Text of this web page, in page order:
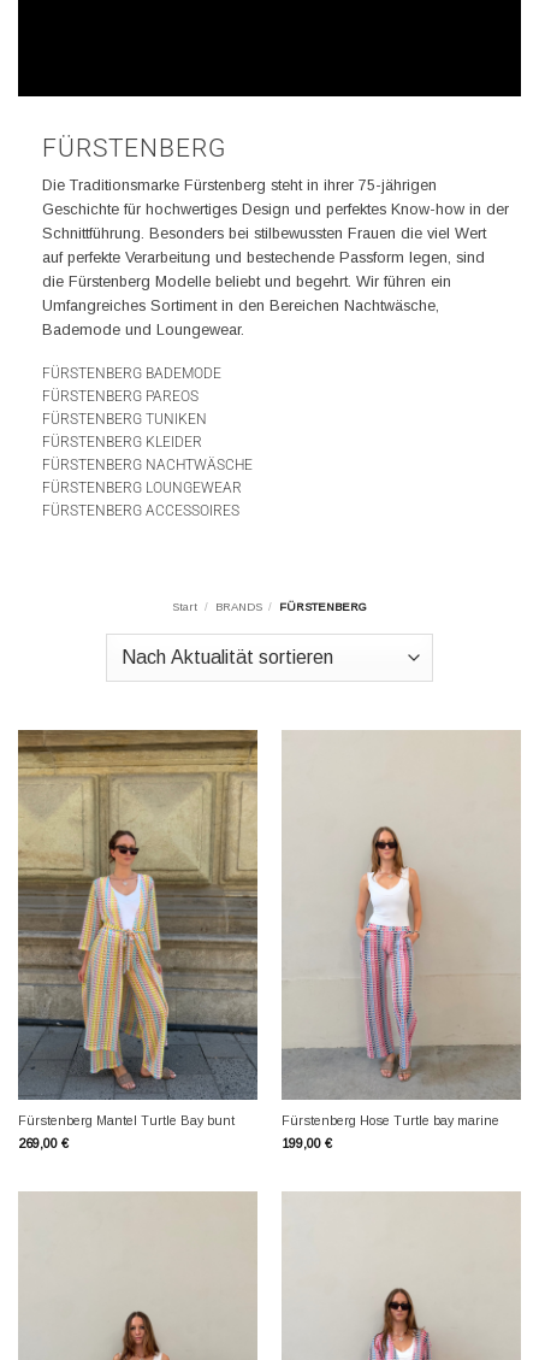
FÜRSTENBERG
Die Traditionsmarke Fürstenberg steht in ihrer 75-jährigen
Geschichte für hochwertiges Design und perfektes Know-how in der
Schnittführung. Besonders bei stilbewussten Frauen die viel Wert
auf perfekte Verarbeitung und bestechende Passform legen, sind
die Fürstenberg Modelle beliebt und begehrt. Wir führen ein
Umfangreiches Sortiment in den Bereichen Nachtwäsche,
Bademode und Loungewear.
FÜRSTENBERG BADEMODE
FÜRSTENBERG PAREOS
FÜRSTENBERG TUNIKEN
FÜRSTENBERG KLEIDER
FÜRSTENBERG NACHTWÄSCHE
FÜRSTENBERG LOUNGEWEAR
FÜRSTENBERG ACCESSOIRES
Start / BRANDS / FÜRSTENBERG
Fürstenberg Mantel Turtle Bay bunt
269,00 €
Fürstenberg Hose Turtle bay marine
199,00 €